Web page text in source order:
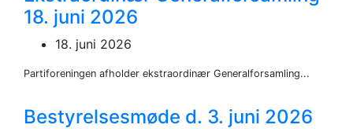
18. juni 2026
18. juni 2026
Partiforeningen afholder ekstraordinær Generalforsamling...
Bestyrelsesmøde d. 3. juni 2026